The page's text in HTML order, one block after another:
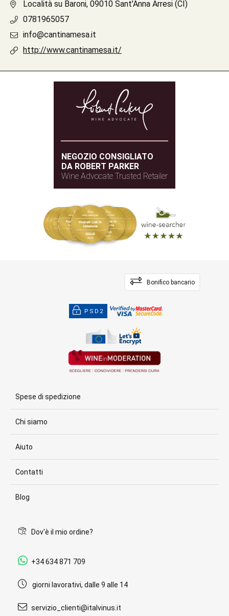
Località su Baroni, 09010 Sant'Anna Arresi (CI)
0781965057
info@cantinamesa.it
http://www.cantinamesa.it/
NEGOZIO CONSIGLIATO
DA ROBERT PARKER
Wine Advocate Trusted Retailer
Bonifico bancario
PSD2
Spese di spedizione
Chi siamo
Aiuto
Contatti
Blog
Dov'è il mio ordine?
+34 634 871 709
giorni lavorativi, dalle 9 alle 14
servizio_clienti@italvinus.it